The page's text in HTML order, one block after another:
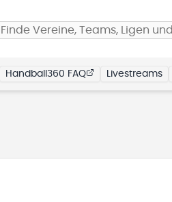
Finde Vereine, Teams, Ligen
Handball360 FAQ Livestreams